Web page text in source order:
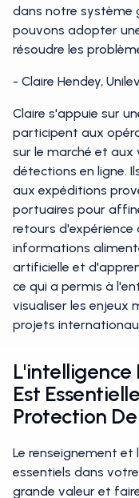
dans notre système
pouvons adopter
résoudre les
- Claire Hendey,
Claire s'appuie sur
participent aux
sur le marché et aux
détections en ligne.
aux expéditions
portuaires pour
retours d'expérience
informations
artificielle et
ce qui a permis à
visualiser les enjeux
projets
L'intelligence
Est
Protection
Le renseignement
essentiels dans
grande valeur et